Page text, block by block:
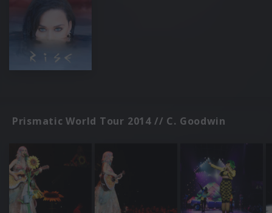
Prismatic World Tour 2014 // C. Goodwin